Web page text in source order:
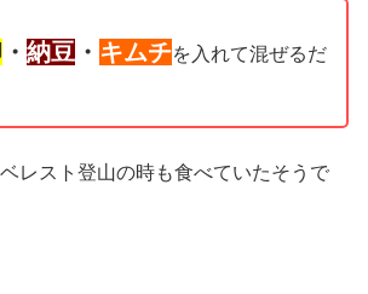
・ 納豆 ・ キムチを入れて混ぜるだ
レスト登山の時も食べていたそうで